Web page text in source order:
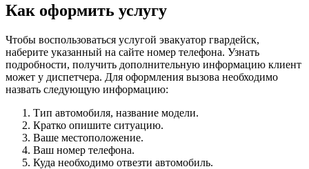
Как оформить услугу
Чтобы воспользоваться услугой эвакуатор гвардейск,
наберите указанный на сайте номер телефона. Узнать
подробности, получить дополнительную информацию клиент
может у диспетчера. Для оформления вызова необходимо
назвать следующую информацию:
Тип автомобиля, название модели.
Кратко опишите ситуацию.
Ваше местоположение.
Ваш номер телефона.
Куда необходимо отвезти автомобиль.